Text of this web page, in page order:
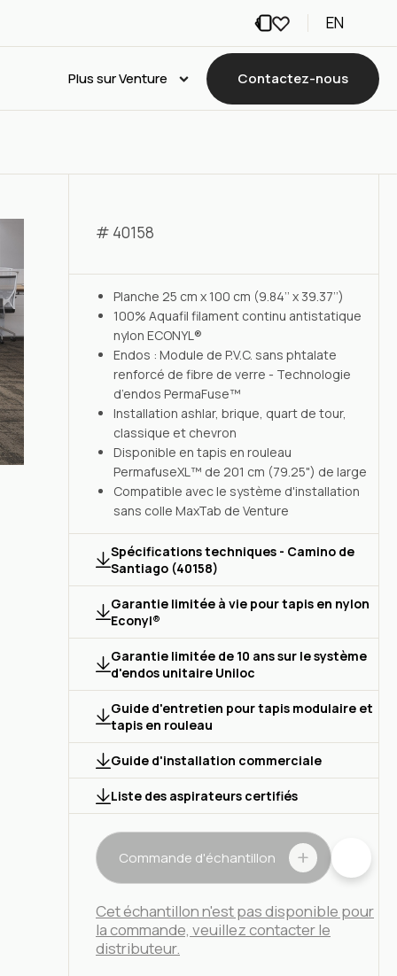
EN
Plus sur Venture Contactez-nous
# 40158
Planche 25 cm x 100 cm (9.84’’ x 39.37’’)
100% Aquafil filament continu antistatique
nylon ECONYL®
Endos : Module de P.V.C. sans phtalate
renforcé de fibre de verre - Technologie
d’endos PermaFuse™
Installation ashlar, brique, quart de tour,
classique et chevron
Disponible en tapis en rouleau
PermafuseXL™ de 201 cm (79.25") de large
Compatible avec le système d'installation
sans colle MaxTab de Venture
Spécifications techniques - Camino de
Santiago (40158)
Garantie limitée à vie pour tapis en nylon
Econyl®
Garantie limitée de 10 ans sur le système
d'endos unitaire Uniloc
Guide d'entretien pour tapis modulaire et
tapis en rouleau
Guide d'installation commerciale
Liste des aspirateurs certifiés
Commande d'échantillon
Cet échantillon n'est pas disponible pour
la commande, veuillez contacter le
distributeur.